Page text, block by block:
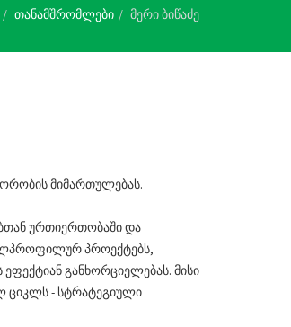
თანამშრომლები მერი ბიწაძე
მიმართულებას.
ურთიერთობაში და
პროექტებს,
განხორციელებას. მისი
ციკლს - სტრატეგიული